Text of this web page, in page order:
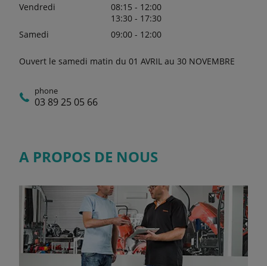
Vendredi
08:15 - 12:00
13:30 - 17:30
Samedi
09:00 - 12:00
Ouvert le samedi matin du 01 AVRIL au 30 NOVEMBRE
phone
03 89 25 05 66
A PROPOS DE NOUS